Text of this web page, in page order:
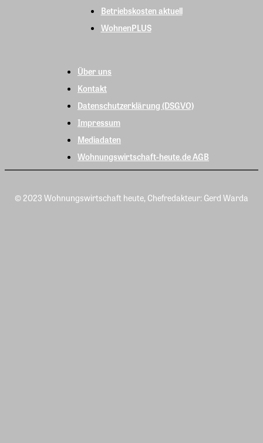
Betriebskosten aktuell
WohnenPLUS
Über uns
Kontakt
Datenschutzerklärung (DSGVO)
Impressum
Mediadaten
Wohnungswirtschaft-heute.de AGB
© 2023 Wohnungswirtschaft heute, Chefredakteur: Gerd Warda